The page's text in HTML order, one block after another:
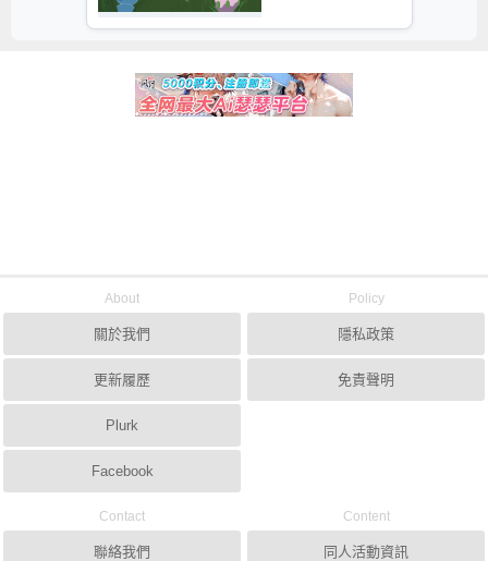
About
關於我們
更新履歷
Plurk
Facebook
Policy
隱私政策
免責聲明
Contact
聯絡我們
Content
同人活動資訊